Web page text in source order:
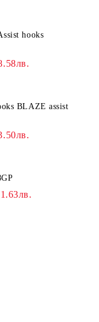
hooks
BLAZE assist